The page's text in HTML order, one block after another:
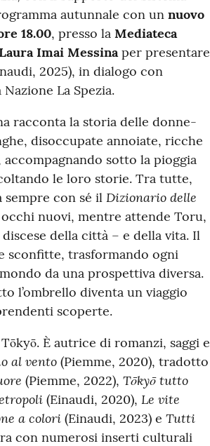
autunnale con un nuovo
18.00, presso la Mediateca
Imai Messinaper presentare
2025), in dialogo con
La Spezia.
racconta la storia delle donne-
disoccupate annoiate, ricche
sotto la pioggia
le loro storie. Tra tutte,
con sé il Dizionario delle
nuovi, mentre attende Toru,
della città – e della vita. Il
sconfitte, trasformando ogni
da una prospettiva diversa.
l’ombrello diventa un viaggio
scoperte.
È autrice di romanzi, saggi e
al vento(Piemme, 2020), tradotto
(Piemme, 2022), Tōkyō tutto
(Einaudi, 2020), Le vite
a colori(Einaudi, 2023) e Tutti
con numerosi inserti culturali